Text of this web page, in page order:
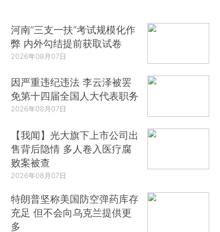
河南“三支一扶”考试规模化作
弊 内外勾结提前获取试卷
2026年08月07日
因严重违纪违法 李云泽被罢
免第十四届全国人大代表职务
2026年08月07日
【我闻】光大旗下上市公司出
售背后隐情 多人卷入医疗腐
败案被查
2026年08月07日
特朗普坚称美国防空弹药库存
充足 但不会向乌克兰提供更
多